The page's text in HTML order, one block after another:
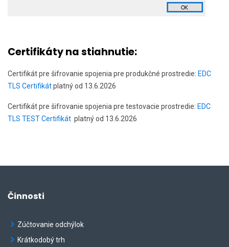
Certifikáty na stiahnutie:
Certifikát pre šifrovanie spojenia pre produkčné prostredie: EDC
TLS Certifikátplatný od 13.6.2026
Certifikát pre šifrovanie spojenia pre testovacie prostredie: EDC
TLS TEST Certifikát platný od 13.6.2026
Činnosti
Zúčtovanie odchýlok
Krátkodobý trh